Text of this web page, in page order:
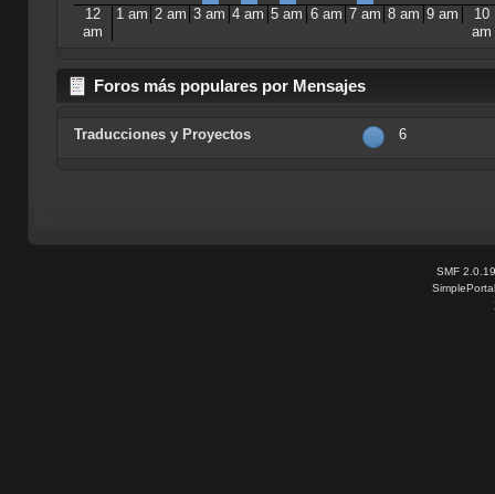
12
am
1 am 2 am 3 am 4 am 5 am 6 am 7 am 8 am 9 am
10
am
Foros más populares por Mensajes
Traducciones y Proyectos 6
SMF 2.0.19